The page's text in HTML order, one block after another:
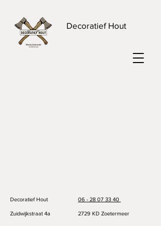
Decoratief Hout
Decoratief Hout 06 - 28 07 33 40
Zuidwijkstraat 4a 2729 KD Zoetermeer